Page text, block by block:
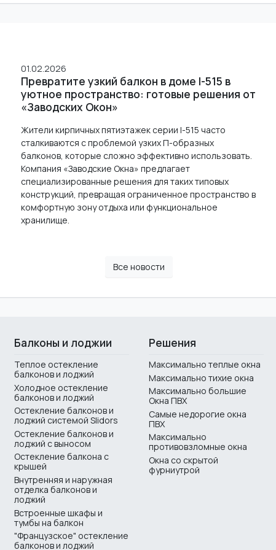
01.02.2026
Превратите узкий балкон в доме I-515 в
уютное пространство: готовые решения от
«Заводских Окон»
Жители кирпичных пятиэтажек серии I-515 часто
сталкиваются с проблемой узких П-образных
балконов, которые сложно эффективно использовать.
Компания «Заводские Окна» предлагает
специализированные решения для таких типовых
конструкций, превращая ограниченное пространство в
комфортную зону отдыха или функциональное
хранилище.
Все новости
Балконы и лоджии
Теплое остекление
балконов и лоджий
Холодное остекление
балконов и лоджий
Остекление балконов и
лоджий системой Slidors
Остекление балконов и
лоджий с выносом
Остекление балкона с
крышей
Внутренняя и наружная
отделка балконов и
лоджий
Встроенные шкафы и
тумбы на балкон
"Французское" остекление
балконов и лоджий
Решения
Максимально теплые окна
Максимально тихие окна
Максимально большие
Окна ПВХ
Самые недорогие окна
ПВХ
Максимально
противовзломные окна
Окна со скрытой
фурниутрой